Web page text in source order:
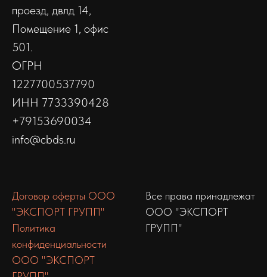
проезд, двлд 14,
Помещение 1, офис
501.
ОГРН
1227700537790
ИНН 7733390428
+79153690034
info@cbds.ru
Договор оферты ООО
"ЭКСПОРТ ГРУПП"
Политика
конфиденциальности
ООО "ЭКСПОРТ
Все права принадлежат
ООО "ЭКСПОРТ
ГРУПП"